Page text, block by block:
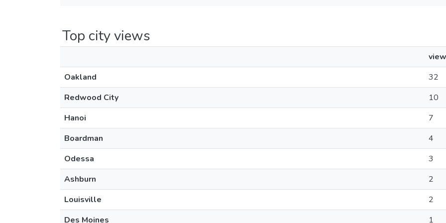
Top city views
Oakland
32
Redwood City
10
Hanoi
7
Boardman
4
Odessa
3
Ashburn
2
Louisville
2
Des Moines
1